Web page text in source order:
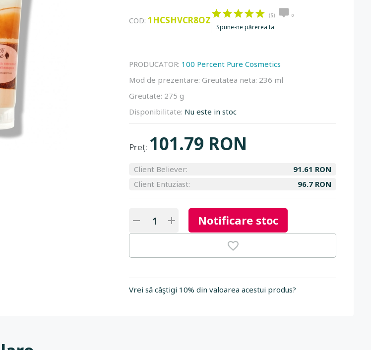
COD: 1HCSHVCR8OZ (5) 0
Spune-ne părerea ta
PRODUCATOR: 100 Percent Pure Cosmetics
Mod de prezentare: Greutatea neta: 236 ml
Greutate: 275 g
Disponibilitate: Nu este in stoc
Preţ: 101.79 RON
Client Believer:
91.61 RON
Client Entuziast:
96.7 RON
Notificare stoc
Vrei să câştigi 10% din valoarea acestui produs?